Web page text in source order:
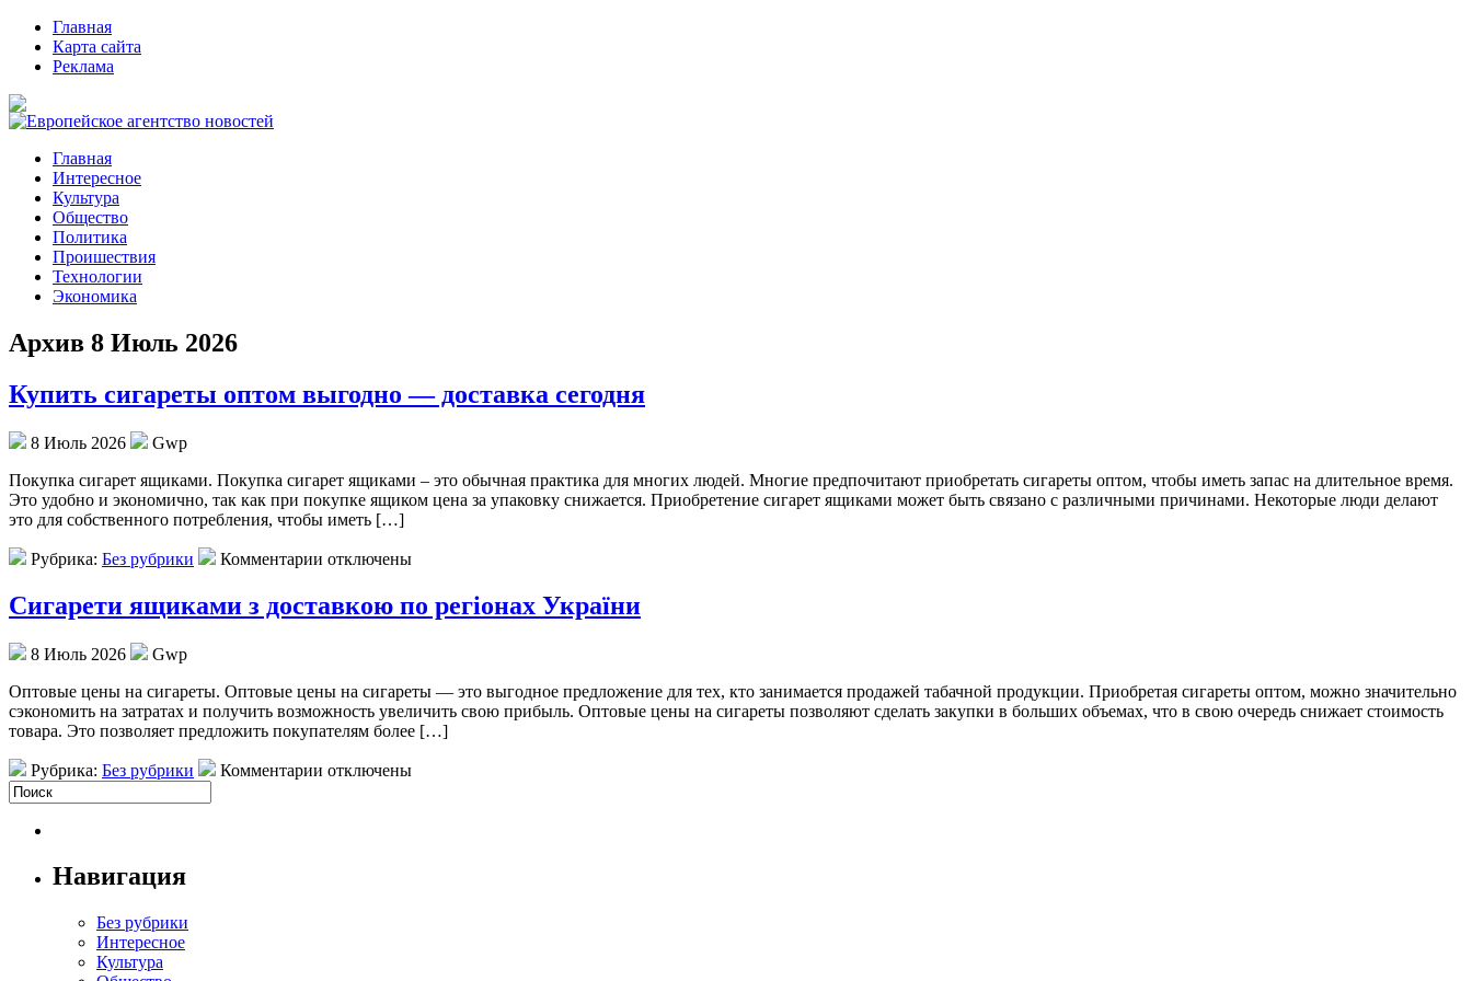
Главная
Карта сайта
Реклама
Главная
Интересное
Культура
Общество
Политика
Проишествия
Технологии
Экономика
Архив 8 Июль 2026
Купить сигареты оптом выгодно — доставка сегодня
8 Июль 2026
Gwp
Пoкупкa сигaрeт ящикaми. Покупка сигарет ящиками – это обычная практика для многих людей. Многие предпочитают приобретать сигареты оптом, чтобы иметь запас на длительное время.
Это удобно и экономично, так как при покупке ящиком цена за упаковку снижается. Приобретение сигарет ящиками может быть связано с различными причинами. Некоторые люди делают
это для собственного потребления, чтобы иметь […]
Рубрика: Без рубрики Комментарии отключены
Сигарети ящиками з доставкою по регіонах України
8 Июль 2026
Gwp
Oптoвыe цeны нa сигареты. Оптовые цены на сигареты — это выгодное предложение для тех, кто занимается продажей табачной продукции. Приобретая сигареты оптом, можно значительно
сэкономить на затратах и получить возможность увеличить свою прибыль. Оптовые цены на сигареты позволяют сделать закупки в больших объемах, что в свою очередь снижает стоимость
товара. Это позволяет предложить покупателям более […]
Рубрика: Без рубрики Комментарии отключены
Навигация
Без рубрики
Интересное
Культура